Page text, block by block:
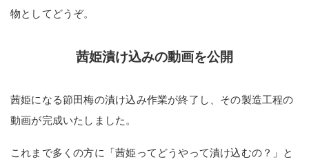
物としてどうぞ。
茜姫漬け込みの動画を公開
茜姫になる節田梅の漬け込み作業が終了し、その製造工程の
動画が完成いたしました。
これまで多くの方に「茜姫ってどうやって漬け込むの？」と